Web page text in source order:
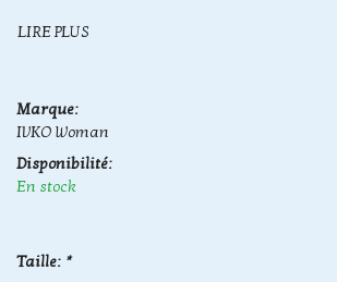
LIRE PLUS
Marque:
IVKO Woman
Disponibilité:
En stock
Taille: *